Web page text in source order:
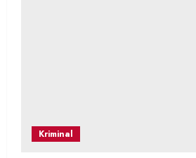
Kriminal